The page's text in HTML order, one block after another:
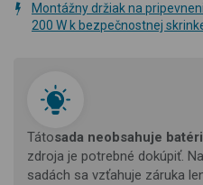
Montážny držiak na
200 W k bezpečnostnej
Tátosada neobsahuje
zdroja je potrebné dokúpiť.
sadách sa vzťahuje záruka